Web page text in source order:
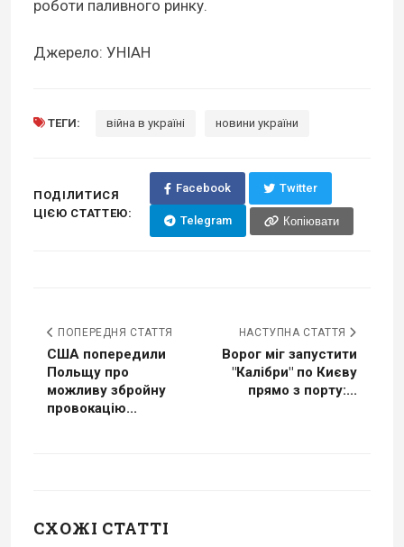
роботи паливного ринку.
Джерело: УНІАН
ТЕГИ: війна в україні новини україни
ПОДІЛИТИСЯ
ЦІЄЮ СТАТТЕЮ:
Facebook Twitter
Telegram Копіювати
ПОПЕРЕДНЯ СТАТТЯ
США попередили
Польщу про
можливу збройну
провокацію...
НАСТУПНА СТАТТЯ
Ворог міг запустити
"Калібри" по Києву
прямо з порту:...
СХОЖІ СТАТТІ